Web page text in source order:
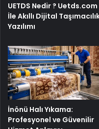
UETDS Nedir ? Uetds.com
İle Akıllı Dijital
Yazılımı
İnönü Halı Yıkama:
Profesyonel ve Güvenilir